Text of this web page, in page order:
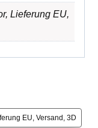
, Lieferung EU,
EU, Versand, 3D